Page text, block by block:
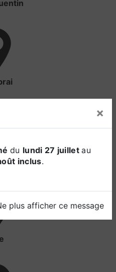
×
du lundi 27 juilletau
inclus.
plus afficher ce message